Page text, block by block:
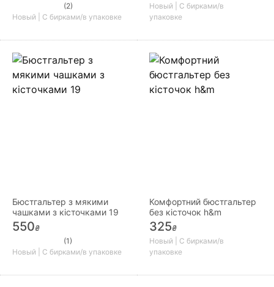
(2)
Новый | С бирками/в упаковке
Новый | С бирками/в
упаковке
Бюстгальтер з мякими
чашками з кісточками 19
550₴
(1)
Новый | С бирками/в упаковке
Комфортний бюстгальтер
без кісточок h&m
325₴
Новый | С бирками/в
упаковке